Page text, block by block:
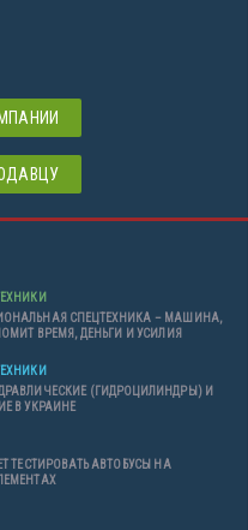
СПЕЦТЕХНИКА – МАШИНА,
ВРЕМЯ, ДЕНЬГИ И УСИЛИЯ
(ГИДРОЦИЛИНДРЫ) И
В УКРАИНЕ
ТЕСТИРОВАТЬ АВТОБУСЫ НА